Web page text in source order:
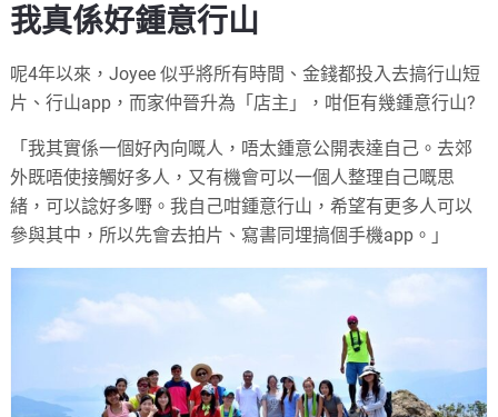
我真係好鍾意行山
呢4年以來，Joyee 似乎將所有時間、金錢都投入去搞行山短
片、行山app，而家仲晉升為「店主」，咁佢有幾鍾意行山?
「我其實係一個好內向嘅人，唔太鍾意公開表達自己。去郊
外既唔使接觸好多人，又有機會可以一個人整理自己嘅思
緒，可以諗好多嘢。我自己咁鍾意行山，希望有更多人可以
參與其中，所以先會去拍片、寫書同埋搞個手機app。」